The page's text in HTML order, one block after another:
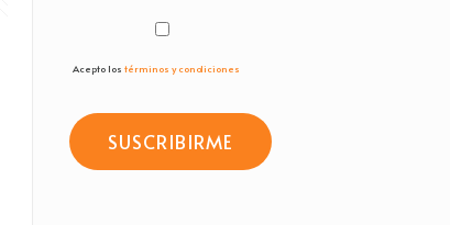
Acepto lostérminos y condiciones